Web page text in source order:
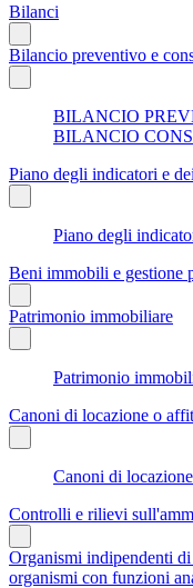
Bilanci
Bilancio preventivo e
BILANCIO
BILANCIO
Piano degli indicatori e
Piano degli
Beni immobili e gestione
Patrimonio immobiliare
Patrimonio
Canoni di locazione o
Canoni di
Controlli e rilievi
Organismi indipendenti
organismi con funzioni